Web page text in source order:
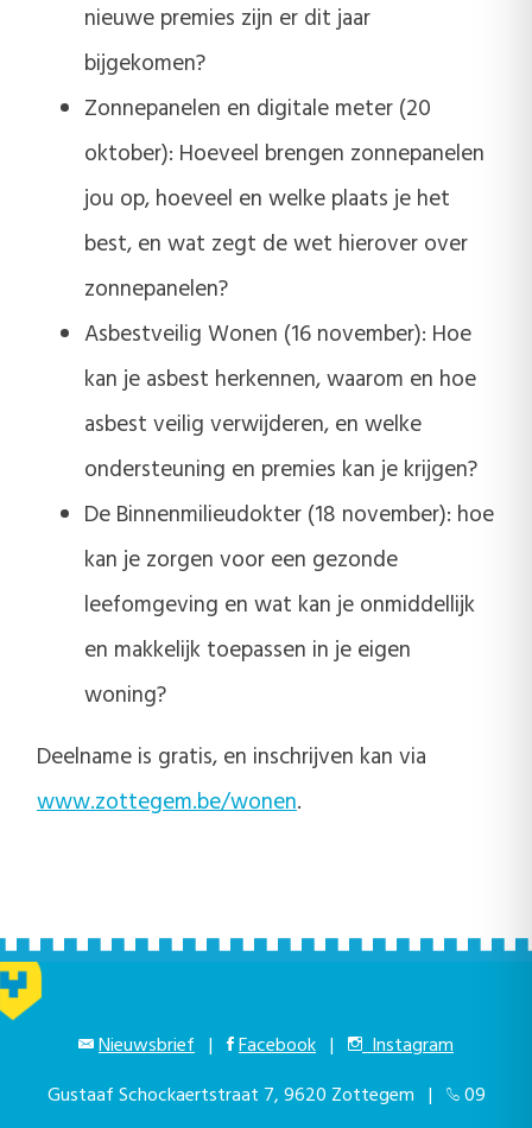
nieuwe premies zijn er dit jaar
bijgekomen?
Zonnepanelen en digitale meter (20
oktober): Hoeveel brengen zonnepanelen
jou op, hoeveel en welke plaats je het
best, en wat zegt de wet hierover over
zonnepanelen?
Asbestveilig Wonen (16 november): Hoe
kan je asbest herkennen, waarom en hoe
asbest veilig verwijderen, en welke
ondersteuning en premies kan je krijgen?
De Binnenmilieudokter (18 november): hoe
kan je zorgen voor een gezonde
leefomgeving en wat kan je onmiddellijk
en makkelijk toepassen in je eigen
woning?
Deelname is gratis, en inschrijven kan via
www.zottegem.be/wonen.
Nieuwsbrief | Facebook |
Instagram
Gustaaf Schockaertstraat 7, 9620 Zottegem |
09